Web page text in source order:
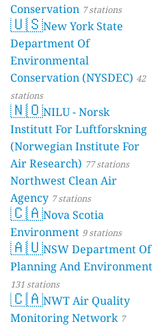
Conservation 7 stations
🇺🇸New York State
Department Of
Environmental
Conservation (NYSDEC) 42
stations
🇳🇴NILU - Norsk
Institutt For Luftforskning
(Norwegian Institute For
Air Research) 77 stations
Northwest Clean Air
Agency 7 stations
🇨🇦Nova Scotia
Environment 9 stations
🇦🇺NSW Department Of
Planning And Environment
131 stations
🇨🇦NWT Air Quality
Monitoring Network 7